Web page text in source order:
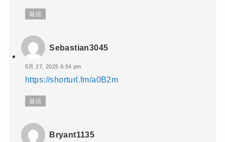
返信
Sebastian3045
5月 27, 2025 6:54 pm
https://shorturl.fm/a0B2m
返信
Bryant1135